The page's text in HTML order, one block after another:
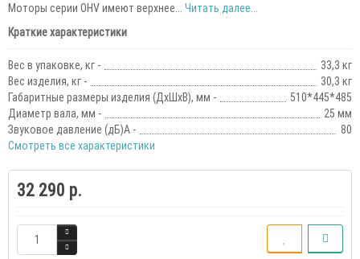
Моторы серии OHV имеют верхнее... Читать далее...
Краткие характеристики
Вес в упаковке, кг -
33,3 кг
Вес изделия, кг -
30,3 кг
Габаритные размеры изделия (ДхШхВ), мм -
510*445*485
Диаметр вала, мм -
25 мм
Звуковое давление (дБ)А -
80
Смотреть все характеристики
32 290 р.